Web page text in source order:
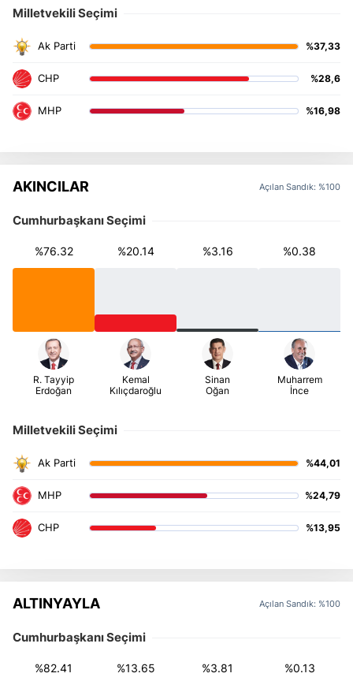
Milletvekili Seçimi
%37,33
%28,6
%16,98
AKINCILAR Açılan Sandık: %100
Cumhurbaşkanı Seçimi
%76.32 %20.14 %3.16 %0.38
Milletvekili Seçimi
%44,01
%24,79
%13,95
ALTINYAYLA Açılan Sandık: %100
Cumhurbaşkanı Seçimi
%82.41 %13.65 %3.81 %0.13